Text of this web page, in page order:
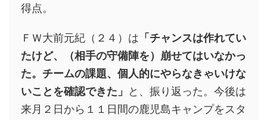
得点。
ＦＷ大前元紀（２４）は 「チャンスは作れてい
たけど、（相手の守備陣を）崩せてはいなかっ
た。チームの課題、個人的にやらなきゃいけな
いことを確認できた」
と、振り返った。今後は
来月２日から１１日間の鹿児島キャンプをスタ